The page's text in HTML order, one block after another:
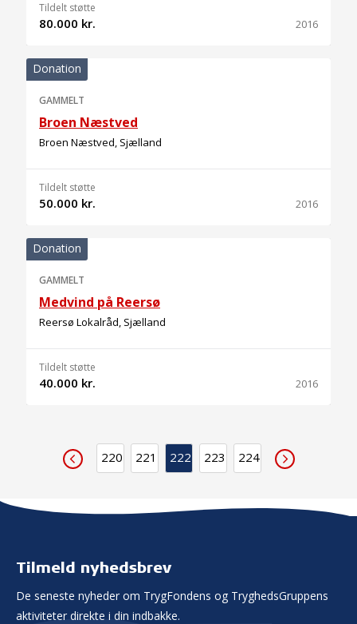
Tildelt støtte
80.000 kr. 2016
Donation
GAMMELT
Broen Næstved
Broen Næstved, Sjælland
Tildelt støtte
50.000 kr. 2016
Donation
GAMMELT
Medvind på Reersø
Reersø Lokalråd, Sjælland
Tildelt støtte
40.000 kr. 2016
220 221 222 223 224
Tilmeld nyhedsbrev
De seneste nyheder om TrygFondens og TryghedsGruppens
aktiviteter direkte i din indbakke.